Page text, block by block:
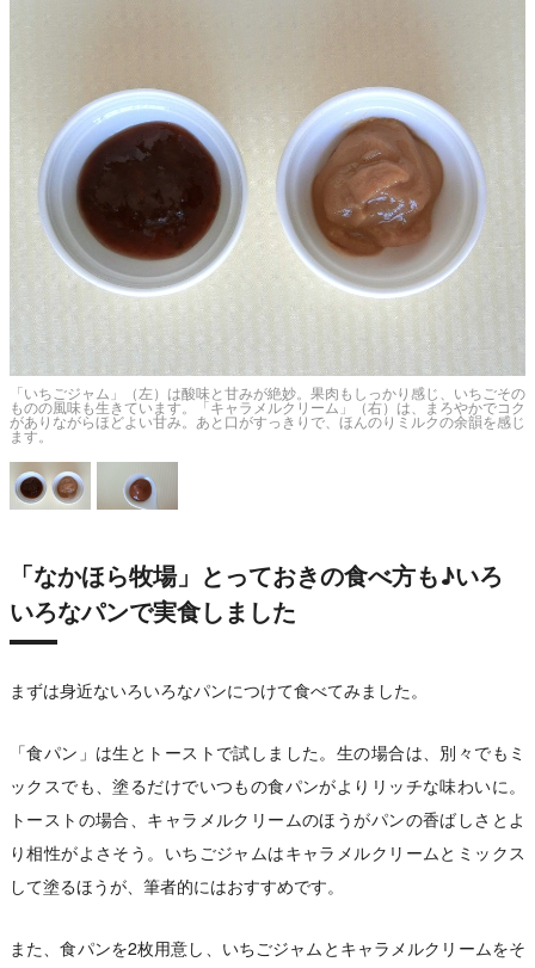
「いちごジャム」（左）は酸味と甘みが絶妙。果肉もしっかり感じ、いちごその
ものの風味も生きています。「キャラメルクリーム」（右）は、まろやかでコク
がありながらほどよい甘み。あと口がすっきりで、ほんのりミルクの余韻を感じ
ます。
「なかほら牧場」とっておきの食べ方も♪いろ
いろなパンで実食しました
まずは身近ないろいろなパンにつけて食べてみました。
「食パン」は生とトーストで試しました。生の場合は、別々でもミ
ックスでも、塗るだけでいつもの食パンがよりリッチな味わいに。
トーストの場合、キャラメルクリームのほうがパンの香ばしさとよ
り相性がよさそう。いちごジャムはキャラメルクリームとミックス
して塗るほうが、筆者的にはおすすめです。
また、食パンを2枚用意し、いちごジャムとキャラメルクリームをそ